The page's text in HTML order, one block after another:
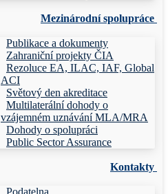
Mezinárodní spolupráce
Publikace a dokumenty
Zahraniční projekty ČIA
Rezoluce EA, ILAC, IAF, Global
ACI
Světový den akreditace
Multilaterální dohody o
vzájemném uznávání MLA/MRA
Dohody o spolupráci
Public Sector Assurance
Kontakty
Podatelna